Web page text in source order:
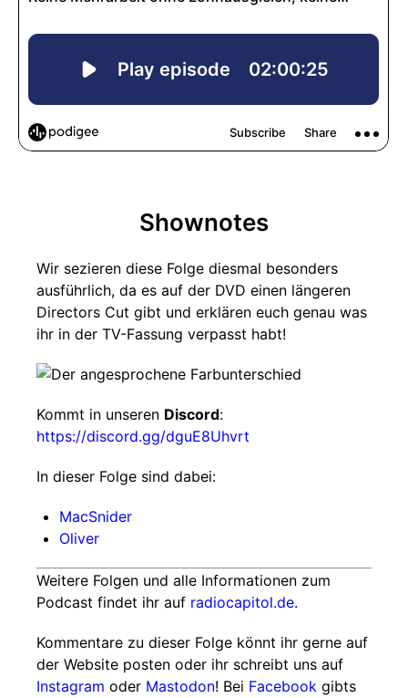
Shownotes
Wir sezieren diese Folge diesmal besonders
ausführlich, da es auf der DVD einen längeren
Directors Cut gibt und erklären euch genau was
ihr in der TV-Fassung verpasst habt!
Kommt in unseren Discord:
https://discord.gg/dguE8Uhvrt
In dieser Folge sind dabei:
MacSnider
Oliver
Weitere Folgen und alle Informationen zum
Podcast findet ihr auf radiocapitol.de.
Kommentare zu dieser Folge könnt ihr gerne auf
der Website posten oder ihr schreibt uns auf
Instagram oder Mastodon! Bei Facebook gibts